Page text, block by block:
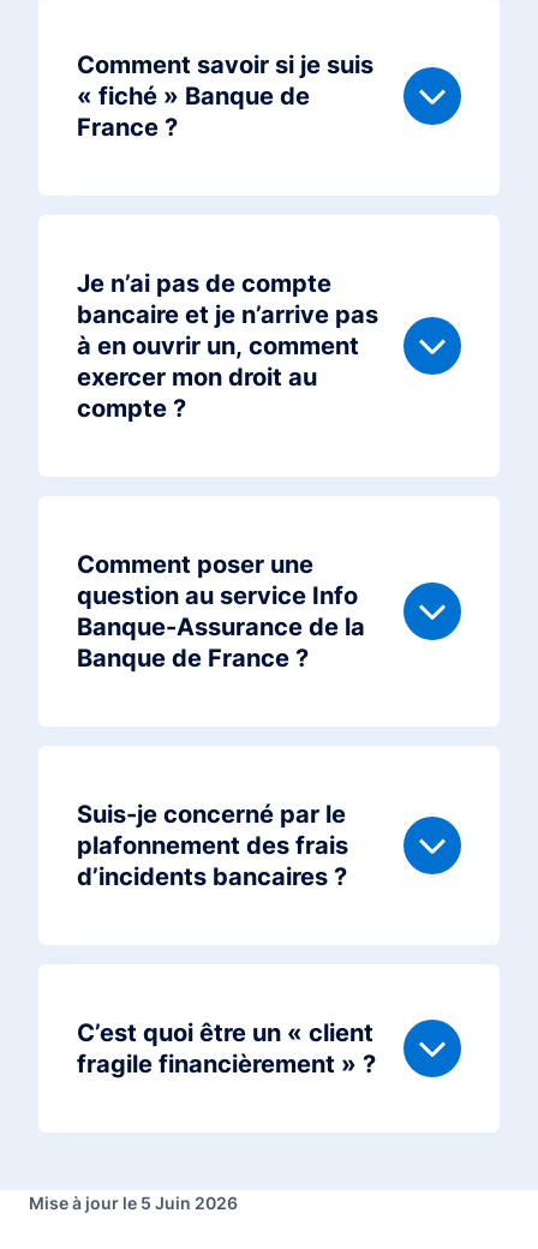
Comment savoir si je suis
« fiché » Banque de
France ?
Je n’ai pas de compte
bancaire et je n’arrive pas
à en ouvrir un, comment
exercer mon droit au
compte ?
Comment poser une
question au service Info
Banque-Assurance de la
Banque de France ?
Suis-je concerné par le
plafonnement des frais
d’incidents bancaires ?
C’est quoi être un « client
fragile financièrement » ?
Mise à jour le 5 Juin 2026